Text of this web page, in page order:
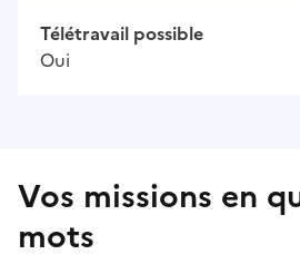
Télétravail possible
Oui
Vos missions en
mots